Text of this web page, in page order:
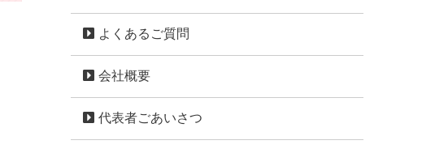
よくあるご質問
会社概要
代表者ごあいさつ